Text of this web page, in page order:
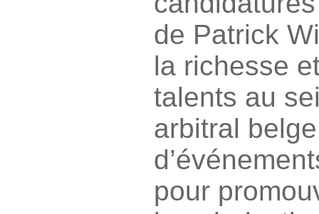
de Patrick
la richesse
talents au
arbitral
pour